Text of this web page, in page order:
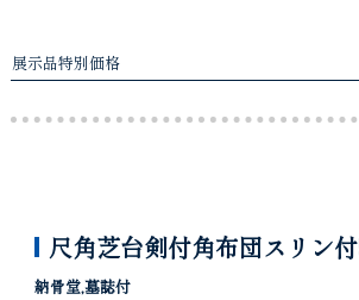
展示品特別価格
尺角芝台剣付角布団スリン
納骨堂,墓誌付